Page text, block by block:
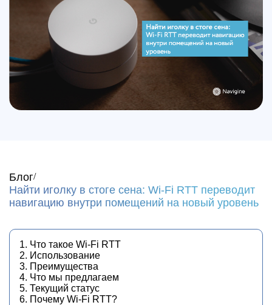
Блог
Найти иголку в стоге сена: Wi-Fi RTT переводит
навигацию внутри помещений на новый уровень
1. Что такое Wi-Fi RTT
2. Использование
3. Преимущества
4. Что мы предлагаем
5. Текущий статус
6. Почему Wi-Fi RTT?